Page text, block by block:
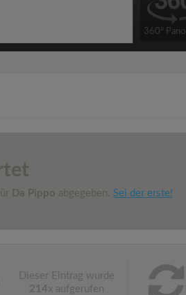
360° Pano
Da Pippo abgegeben. Sei der erste!
Dieser Eintrag wurde
214x aufgerufen